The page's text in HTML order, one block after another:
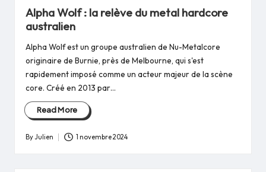
Alpha Wolf : la relève du metal hardcore
australien
Alpha Wolf est un groupe australien de Nu-Metalcore
originaire de Burnie, près de Melbourne, qui s'est
rapidement imposé comme un acteur majeur de la scène
core. Créé en 2013 par…
Read More
Posted
ByJulien 1 novembre 2024